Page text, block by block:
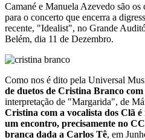
Camané e Manuela Azevedo são
para o concerto que encerra a
recente, "Idealist", no Grande
Belém, dia 11 de Dezembro.
Como nos é dito pela Universal
de duetos de Cristina Branco
interpretação de "Margarida", de
Cristina com a vocalista dos Clã
um encontro, precisamente no
branca dada a Carlos Tê, em